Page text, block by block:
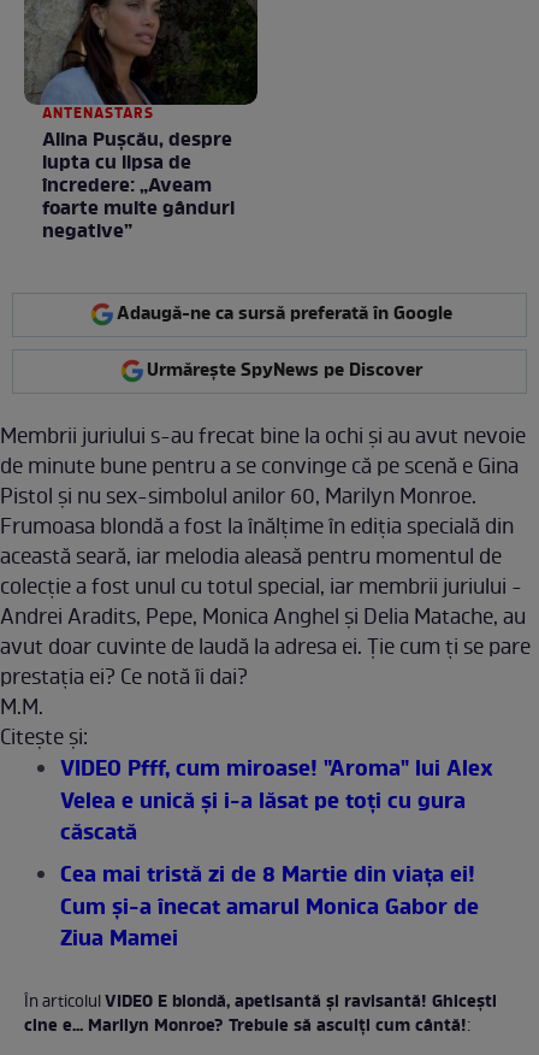
ANTENASTARS
Alina Pușcău, despre
lupta cu lipsa de
încredere: „Aveam
foarte multe gânduri
negative”
Adaugă-ne ca sursă preferată în Google
Urmărește SpyNews pe Discover
Membrii juriului s-au frecat bine la ochi și au avut nevoie
de minute bune pentru a se convinge că pe scenă e Gina
Pistol și nu sex-simbolul anilor 60, Marilyn Monroe.
Frumoasa blondă a fost la înălțime în ediția specială din
această seară, iar melodia aleasă pentru momentul de
colecție a fost unul cu totul special, iar membrii juriului -
Andrei Aradits, Pepe, Monica Anghel şi Delia Matache, au
avut doar cuvinte de laudă la adresa ei. Ţie cum ţi se pare
prestaţia ei? Ce notă îi dai?
M.M.
Citeşte şi:
VIDEO Pfff, cum miroase! "Aroma" lui Alex
Velea e unică şi i-a lăsat pe toţi cu gura
căscată
Cea mai tristă zi de 8 Martie din viaţa ei!
Cum şi-a înecat amarul Monica Gabor de
Ziua Mamei
În articolulVIDEO E blondă, apetisantă şi ravisantă! Ghiceşti
cine e... Marilyn Monroe? Trebuie să asculţi cum cântă!: